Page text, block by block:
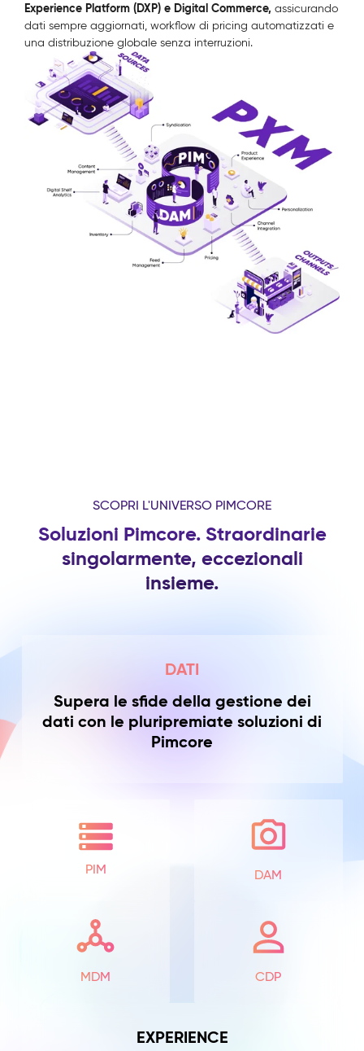
Experience Platform (DXP) e Digital Commerce, assicurando
dati sempre aggiornati, workflow di pricing automatizzati e
una distribuzione globale senza interruzioni.
SCOPRI L'UNIVERSO PIMCORE
Soluzioni Pimcore. Straordinarie
singolarmente, eccezionali
insieme.
DATI
Supera le sfide della gestione dei
dati con le pluripremiate soluzioni di
Pimcore
PIM DAM
MDM CDP
EXPERIENCE